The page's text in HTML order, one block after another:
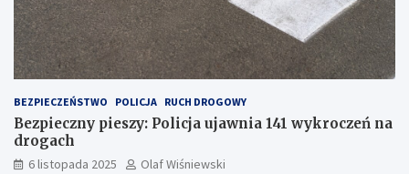
BEZPIECZEŃSTWO POLICJA RUCH DROGOWY
Bezpieczny pieszy: Policja ujawnia 141 wykroczeń na
drogach
6 listopada 2025
Olaf Wiśniewski